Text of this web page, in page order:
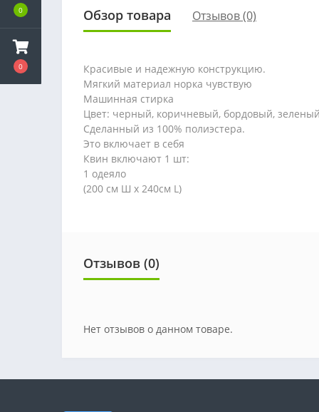
0
0
Обзор товара Отзывов (0)
Красивые и надежную конструкцию.
Мягкий материал норка чувствую
Машинная стирка
Цвет: черный, коричневый, бордовый,
Сделанный из 100% полиэстера.
Это включает в себя
Квин включают 1 шт:
1 одеяло
(200 см Ш х 240см L)
Отзывов (0)
Нет отзывов о данном товаре.